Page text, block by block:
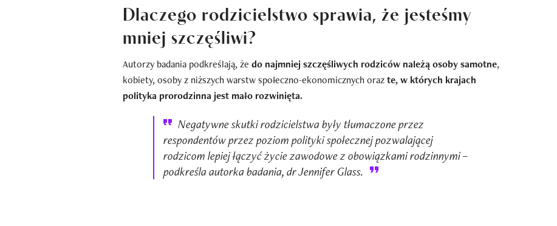
Dlaczego rodzicielstwo sprawia, że jesteśmy
mniej szczęśliwi?
Autorzy badania podkreślają, że do najmniej szczęśliwych rodziców należą osoby samotne,
kobiety, osoby z niższych warstw społeczno-ekonomicznych orazte, w których krajach
polityka prorodzinna jest mało rozwinięta.
Negatywne skutki rodzicielstwa były tłumaczone przez
respondentów przez poziom polityki społecznej pozwalającej
rodzicom lepiej łączyć życie zawodowe z obowiązkami rodzinnymi –
podkreśla autorka badania, dr Jennifer Glass.